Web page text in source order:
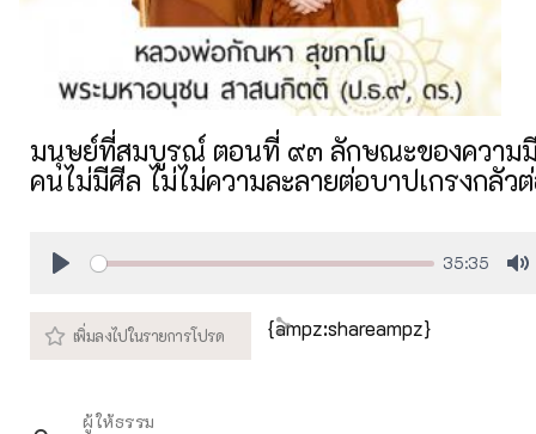
มนุษย์ที่สมบูรณ์ ตอนที่ ๙๓ ลักษณะของความ
คนไม่มีศีล ไม่ไม่ความละลายต่อบาปเกรงกลัว
35:35
{ampz:shareampz}
ผู้ให้ธรรม